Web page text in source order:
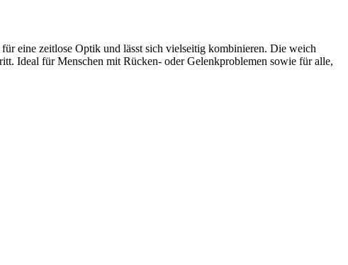
eine zeitlose Optik und lässt sich vielseitig kombinieren. Die weich
Ideal für Menschen mit Rücken- oder Gelenkproblemen sowie für alle,